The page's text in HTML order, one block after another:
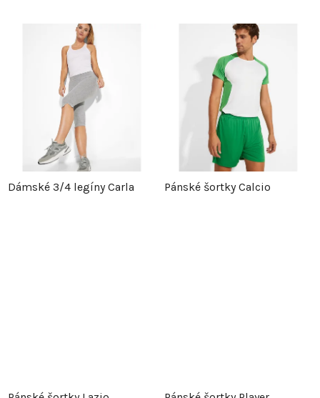
Dámské 3/4 legíny Carla Pánské šortky Calcio